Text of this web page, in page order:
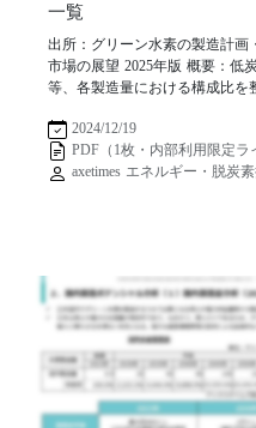
一覧
出所：グリーン水素の製造計
市場の展望 2025年版 概要：低
等、各製造量における構成比を
2024/12/19
PDF（1枚・内部利用限定ラ
axetimes エネルギー・脱炭